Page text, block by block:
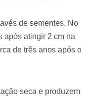
de sementes. No
após atingir 2 cm na
de três anos após o
seca e produzem